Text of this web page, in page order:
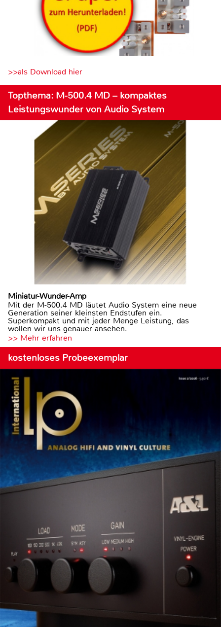
>>als Download hier
Topthema: M-500.4 MD – kompaktes
Leistungswunder von Audio System
Miniatur-Wunder-Amp
Mit der M-500.4 MD läutet Audio System eine neue
Generation seiner kleinsten Endstufen ein.
Superkompakt und mit jeder Menge Leistung, das
wollen wir uns genauer ansehen.
>> Mehr erfahren
kostenloses Probeexemplar